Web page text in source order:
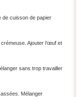
de cuisson de papier
Ajouter l’œuf et
sans trop travailler
Mélanger